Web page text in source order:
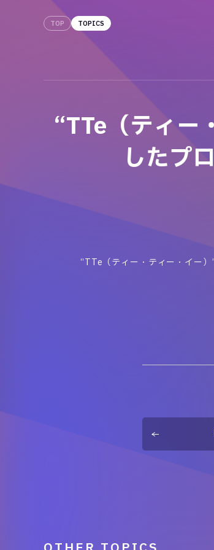
TOP TOPICS
“TTe（ティー
したプ
“TTe（ティー・ティー・イー